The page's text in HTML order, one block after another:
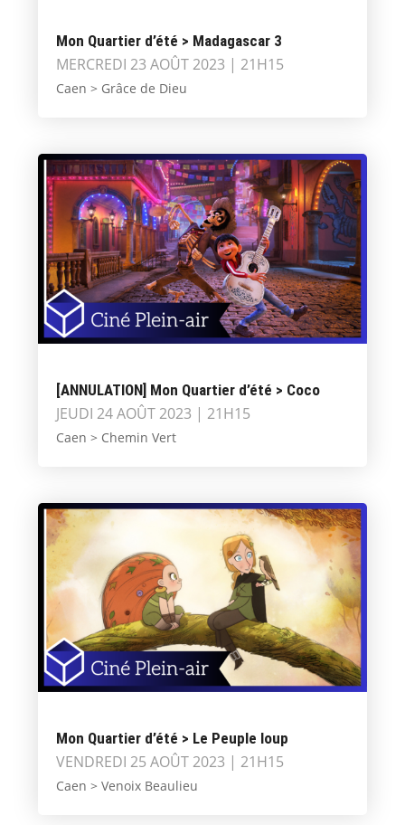
Mon Quartier d’été > Madagascar 3
MERCREDI 23 AOÛT 2023 | 21H15
Caen > Grâce de Dieu
[ANNULATION] Mon Quartier d’été > Coco
JEUDI 24 AOÛT 2023 | 21H15
Caen > Chemin Vert
Mon Quartier d’été > Le Peuple loup
VENDREDI 25 AOÛT 2023 | 21H15
Caen > Venoix Beaulieu